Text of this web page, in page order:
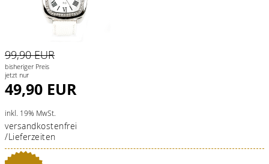
99,90 EUR
bisheriger Preis
jetzt nur
49,90 EUR
inkl. 19% MwSt.
versandkostenfrei
/Lieferzeiten